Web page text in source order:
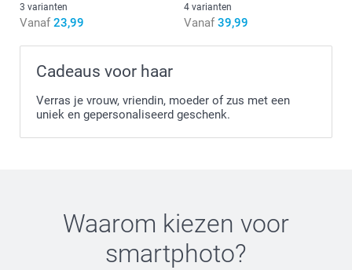
3 varianten
Vanaf 23,99
4 varianten
Vanaf 39,99
Cadeaus voor haar
Verras je vrouw, vriendin, moeder of zus met een
uniek en gepersonaliseerd geschenk.
Waarom kiezen voor
smartphoto?